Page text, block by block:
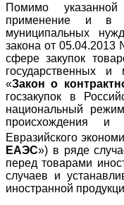
Помимо
применение и в
муниципальных
закона от
сфере закупок
государственных
«Закон о
госзакупок в
национальный
происхождения и
Евразийского
ЕАЭС») в ряде
перед товарами
случаев и
иностранной